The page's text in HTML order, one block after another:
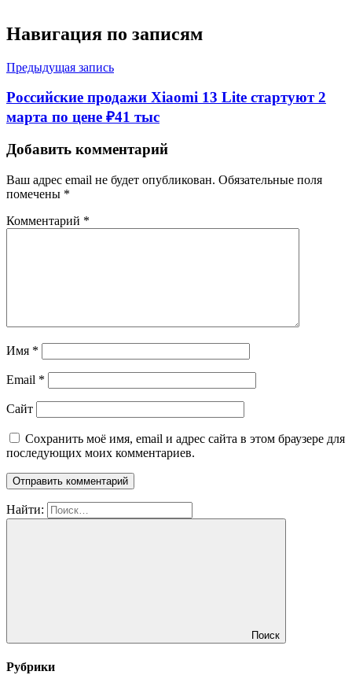
Навигация по записям
Предыдущая запись
Российские продажи Xiaomi 13 Lite стартуют 2
марта по цене ₽41 тыс
Добавить комментарий
Ваш адрес email не будет опубликован. Обязательные поля
помечены *
Комментарий *
Имя *
Email *
Сайт
Сохранить моё имя, email и адрес сайта в этом браузере для
последующих моих комментариев.
Найти:
Поиск
Рубрики